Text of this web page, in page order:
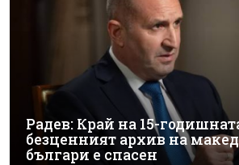
Радев: Край на 15-
безценният архив на
българи е спасен